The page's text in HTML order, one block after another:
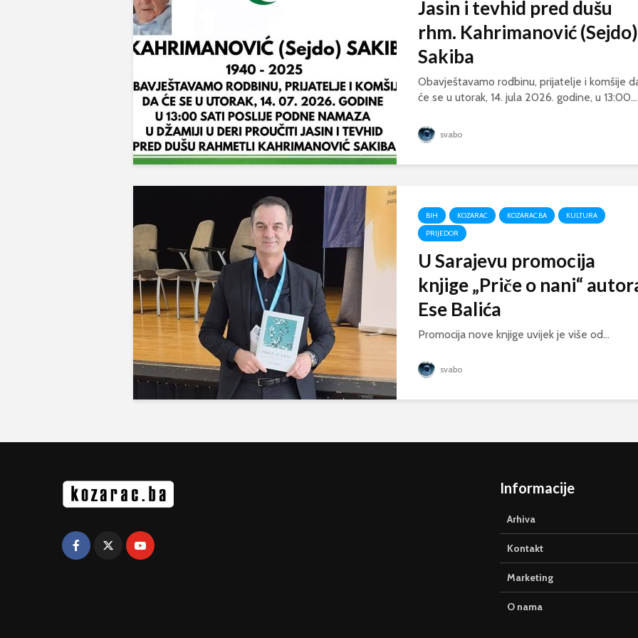
Jasin i tevhid pred dušu
rhm. Kahrimanović (Sejdo)
Sakiba
Obavještavamo rodbinu, prijatelje i komšije
će se u utorak, 14. jula 2026. godine, u 13:00...
svabo
BIH KOZARAC KOZARAC.BA
KULTURA
PRIJEDOR
U Sarajevu promocija
knjige „Priče o nani“
Ese Balića
Promocija nove knjige uvijek je više od...
svabo
Informacije
Arhiva
Kontakt
Marketing
O nama